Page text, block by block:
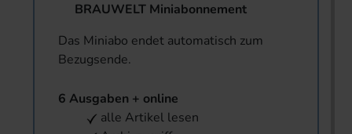
BRAUWELT Miniabonnement
Das Miniabo endet automatisch zum
Bezugsende.
6 Ausgaben + online
alle Artikel lesen